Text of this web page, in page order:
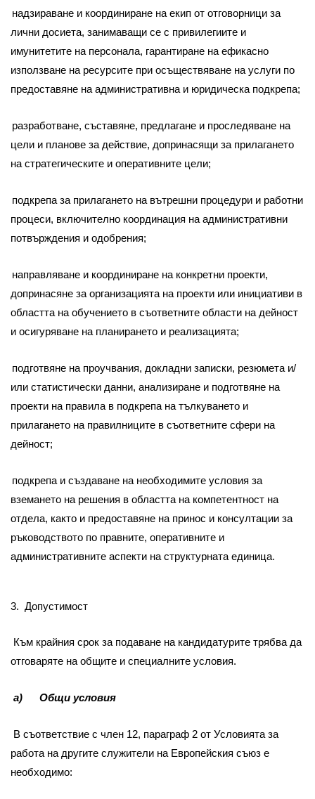
надзираване и координиране на екип от отговорници за
лични досиета, занимаващи се с привилегиите и
имунитетите на персонала, гарантиране на ефикасно
използване на ресурсите при осъществяване на услуги по
предоставяне на административна и юридическа подкрепа;
разработване, съставяне, предлагане и проследяване на
цели и планове за действие, допринасящи за прилагането
на стратегическите и оперативните цели;
подкрепа за прилагането на вътрешни процедури и работни
процеси, включително координация на административни
потвърждения и одобрения;
направляване и координиране на конкретни проекти,
допринасяне за организацията на проекти или инициативи в
областта на обучението в съответните области на дейност
и осигуряване на планирането и реализацията;
подготвяне на проучвания, докладни записки, резюмета и/
или статистически данни, анализиране и подготвяне на
проекти на правила в подкрепа на тълкуването и
прилагането на правилниците в съответните сфери на
дейност;
подкрепа и създаване на необходимите условия за
вземането на решения в областта на компетентност на
отдела, както и предоставяне на принос и консултации за
ръководството по правните, оперативните и
административните аспекти на структурната единица.
3. Допустимост
Към крайния срок за подаване на кандидатурите трябва да
отговаряте на общите и специалните условия.
a) Общи условия
В съответствие с член 12, параграф 2 от Условията за
работа на другите служители на Европейския съюз е
необходимо: